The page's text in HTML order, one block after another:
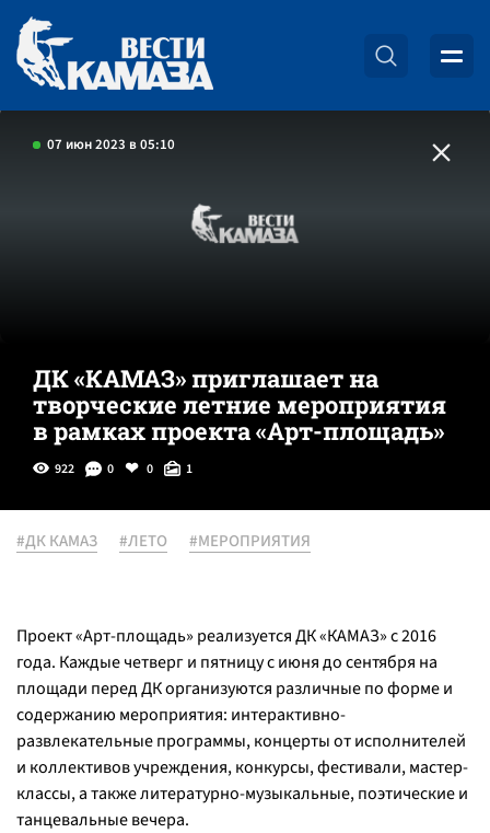
07 июн 2023 в 05:10
ДК «КАМАЗ» приглашает на
творческие летние мероприятия
в рамках проекта «Арт-площадь»
922 0 0 1
#ДК КАМАЗ #ЛЕТО #МЕРОПРИЯТИЯ
Проект «Арт-площадь» реализуется ДК «КАМАЗ» с 2016
года. Каждые четверг и пятницу с июня до сентября на
площади перед ДК организуются различные по форме и
содержанию мероприятия: интерактивно-
развлекательные программы, концерты от исполнителей
и коллективов учреждения, конкурсы, фестивали, мастер-
классы, а также литературно-музыкальные, поэтические и
танцевальные вечера.